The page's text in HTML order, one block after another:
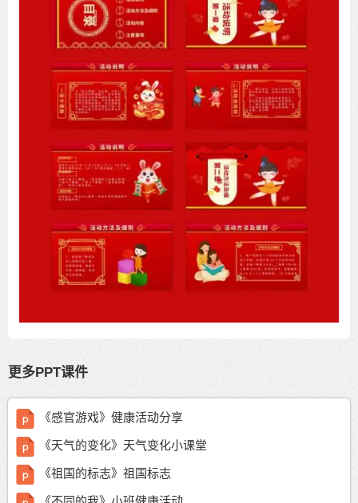
更多PPT课件
《感官游戏》健康活动分享
《天气的变化》天气变化小课堂
《祖国的标志》祖国标志